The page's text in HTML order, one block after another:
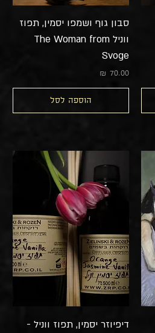
סבון גוף ושמפו יסמין, תפוז
ווניל The Woman from
Svoge
מחיר
הוספה לסל
דיפיוזר יסמין, תפוז ווניל -